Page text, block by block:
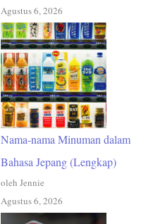
Agustus 6, 2026
Nama-nama Minuman dalam
Bahasa Jepang (Lengkap)
oleh Jennie
Agustus 6, 2026